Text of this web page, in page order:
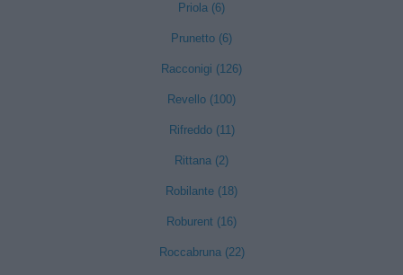
Priola (6)
Prunetto (6)
Racconigi (126)
Revello (100)
Rifreddo (11)
Rittana (2)
Robilante (18)
Roburent (16)
Roccabruna (22)